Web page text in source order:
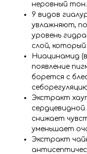
неровный тон.
9 видов
увлажняют,
уровень
слой,
Ниацинамид
появление
борется с
Экстракт
снижает
уменьшает
Экстракт